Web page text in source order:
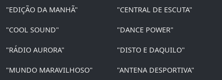
"EDIÇÃO DA MANHÃ" "CENTRAL DE ESCUTA"
"COOL SOUND" "DANCE POWER"
"RÁDIO AURORA" "DISTO E DAQUILO"
"MUNDO MARAVILHOSO" "ANTENA DESPORTIVA"